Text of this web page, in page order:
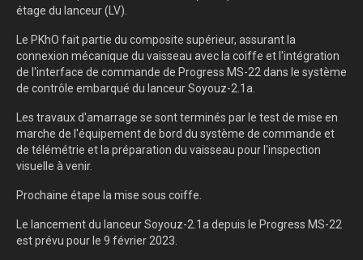
étage du lanceur (LV).
Le PKhO fait partie du composite supérieur, assurant la
connexion mécanique du vaisseau avec la coiffe et l'intégration
de l'interface de commande de Progress MS-22 dans le système
de contrôle embarqué du lanceur Soyouz-2.1a.
Les travaux d'amarrage se sont terminés par le test de mise en
marche de l'équipement de bord du système de commande et
de télémétrie et la préparation du vaisseau pour l'inspection
visuelle à venir.
Prochaine étape la mise sous coiffe.
Le lancement du lanceur Soyouz-2.1a depuis le Progress MS-22
est prévu pour le 9 février 2023.